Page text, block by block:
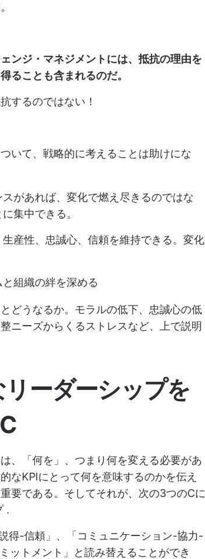
ンジ・マネジメントには、抵抗の理由を
ることも含まれるのだ。
するのではない！
いて、戦略的に考えることは助けにな
があれば、変化で燃え尽きるのではな
集中できる。
産性、忠誠心、信頼を維持できる。変化
組織の絆を深める
どうなるか。モラルの低下、忠誠心の低
ニーズからくるストレスなど、上で説明
ーダーシップを
、「何を」、つまり何を変える必要があ
なKPIにとって何を意味するのかを伝え
要である。そしてそれが、次の3つのCに
.
得-信頼」、「コミュニケーション-協力-
ットメント」と読み替えることができ